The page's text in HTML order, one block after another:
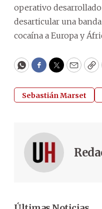
operativo desarrollado
desarticular una
cocaína a Europa y
WhatsApp
Facebook
Twitter
Email
Sebastián Marset